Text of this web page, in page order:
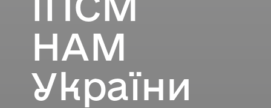
НАМ
України